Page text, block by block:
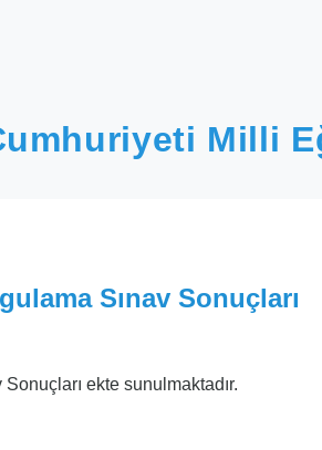
Milli
Sınav Sonuçları
ekte sunulmaktadır.